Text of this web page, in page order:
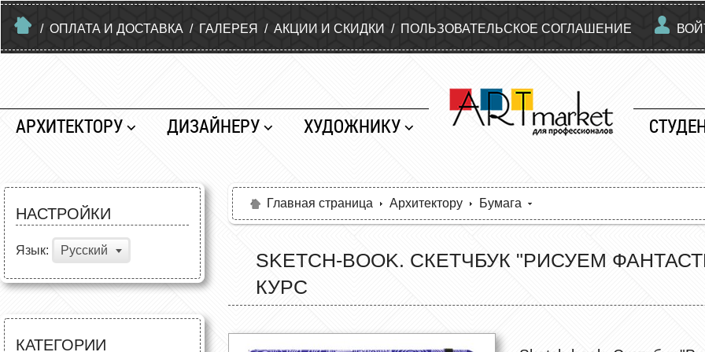
/ ОПЛАТА И ДОСТАВКА / ГАЛЕРЕЯ / АКЦИИ И СКИДКИ / ПОЛЬЗОВАТЕЛЬСКОЕ СОГЛАШЕНИЕ
АРХИТЕКТОРУ ДИЗАЙНЕРУ ХУДОЖНИКУ
НАСТРОЙКИ
Язык: Русский
КАТЕГОРИИ
Главная страница Архитектору Бумага
SKETCH-BOOK. СКЕТЧБУК "РИСУЕМ
КУРС